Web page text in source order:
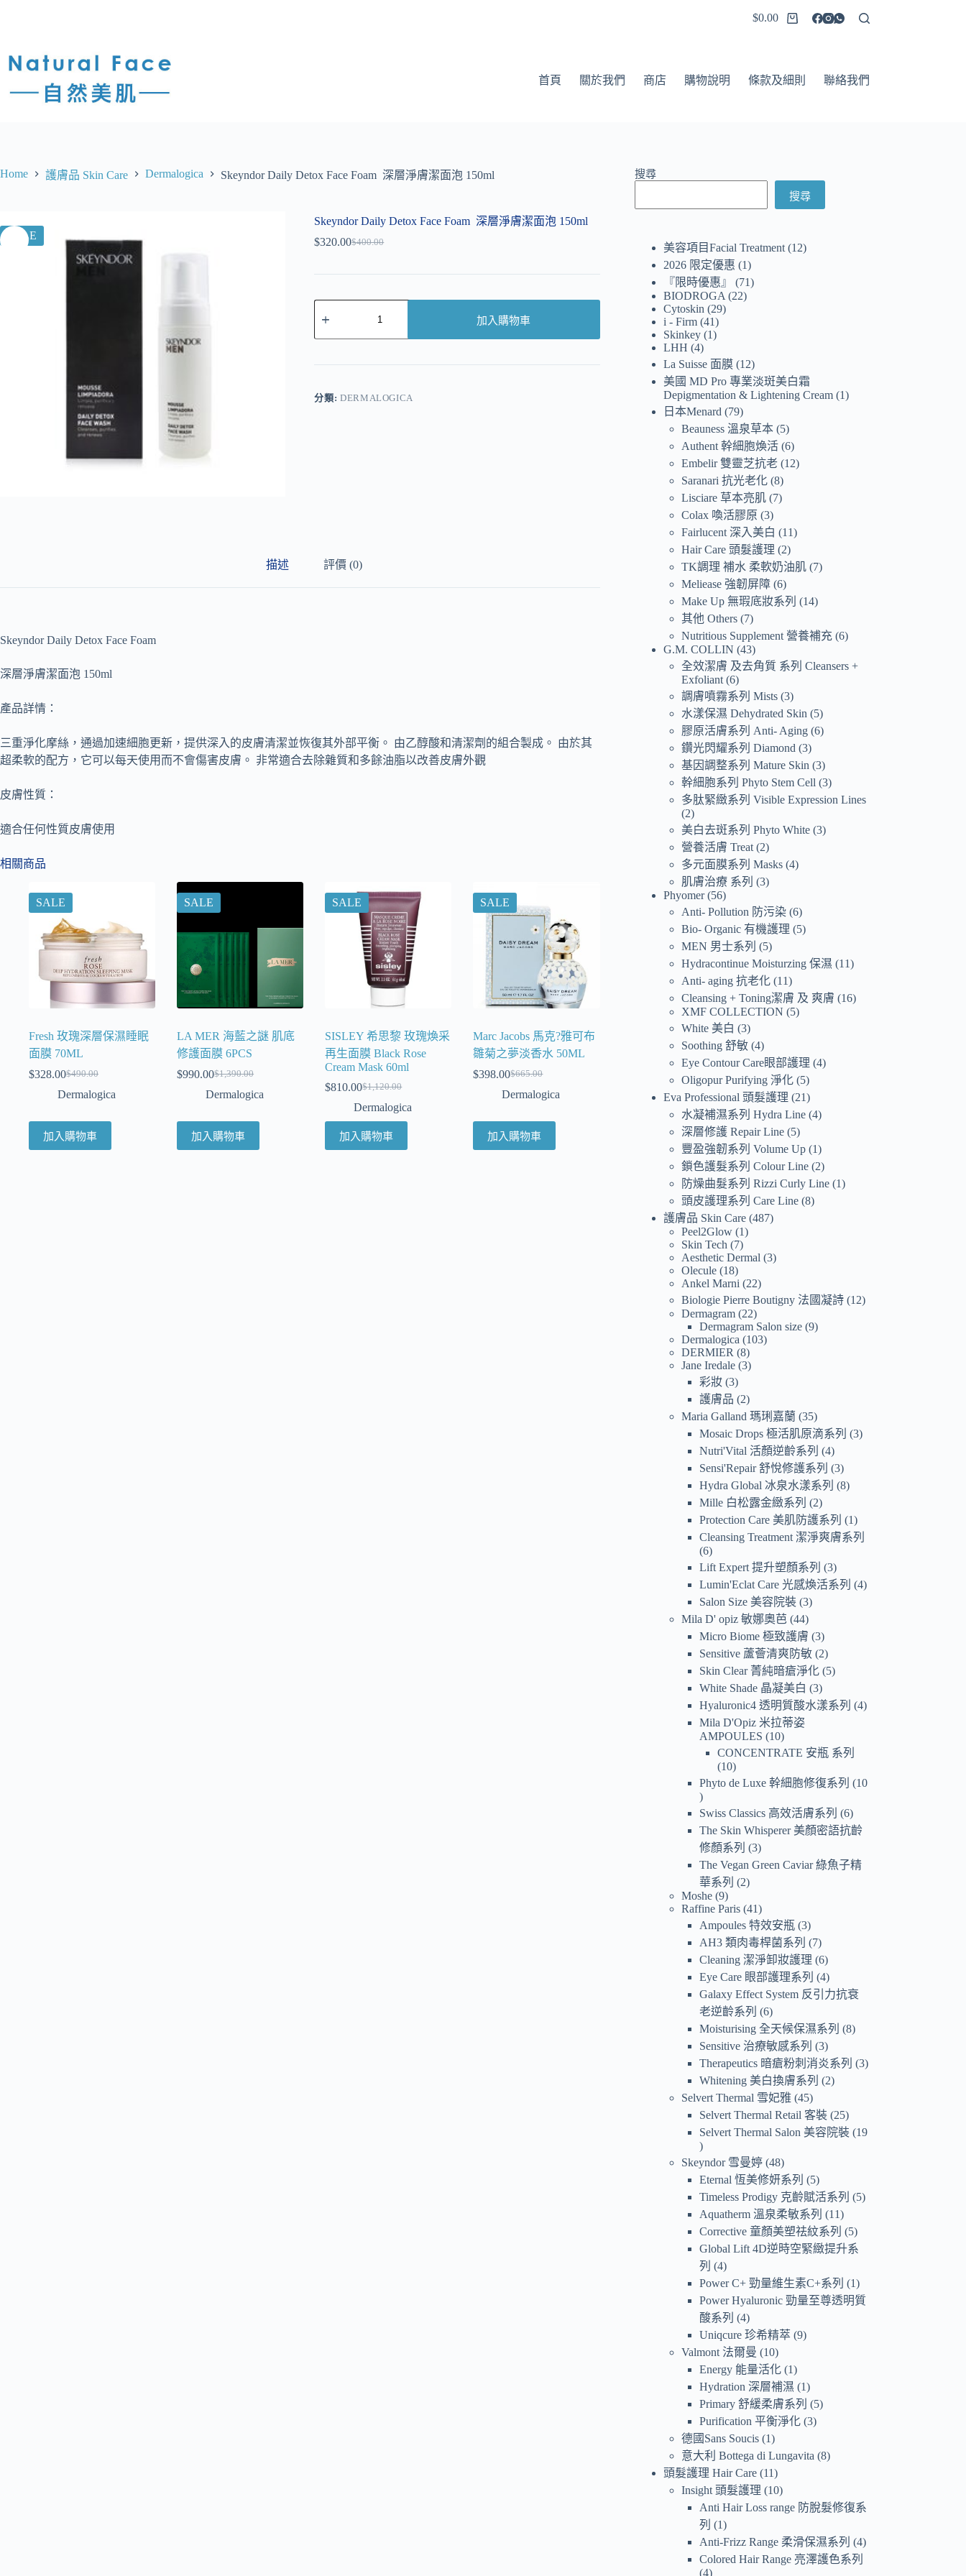
$0.00
首頁 關於我們 商店 購物說明 條款及細則 聯絡我們
Home 護膚品 Skin Care Dermalogica Skeyndor Daily Detox Face Foam 深層淨膚潔面泡 150ml
SALE
Skeyndor Daily Detox Face Foam 深層淨膚潔面泡 150ml
$400.00
$320.00
加入購物車
r
分類: DERMALOGICA
描述 評價 (0)
Skeyndor Daily Detox Face Foam
深層淨膚潔面泡 150ml
產品詳情：
三重淨化摩絲，通過加速細胞更新，提供深入的皮膚清潔並恢復其外部平衡。 由乙醇酸和清潔劑的組合製成。 由於其
超柔軟的配方，它可以每天使用而不會傷害皮膚。 非常適合去除雜質和多餘油脂以改善皮膚外觀
皮膚性質：
適合任何性質皮膚使用
相關商品
SALE
Fresh 玫瑰深層保濕睡眠
面膜 70ML
$490.00
$328.00
Dermalogica
加入購物車
SALE
LA MER 海藍之謎 肌底
修護面膜 6PCS
$1,390.00
$990.00
Dermalogica
加入購物車
SALE
SISLEY 希思黎 玫瑰煥采
再生面膜 Black Rose
Cream Mask 60ml
$1,120.00
$810.00
Dermalogica
加入購物車
SALE
Marc Jacobs 馬克?雅可布
雛菊之夢淡香水 50ML
$665.00
$398.00
Dermalogica
加入購物車
搜尋
搜尋
美容項目Facial Treatment 12
2026 限定優惠
1
『限時優惠』
71
BIODROGA
22
Cytoskin
29
i - Firm 41
Skinkey 1
LHH 4
La Suisse 面膜 12
美國 MD Pro 專業淡斑美白霜
Depigmentation & Lightening Cream 1
日本Menard
79
Beauness 溫泉草本 5
Authent 幹細胞煥活 6
Embelir 雙靈芝抗老 12
Saranari 抗光老化 8
Lisciare 草本亮肌 7
Colax 喚活膠原 3
Fairlucent 深入美白
11
Hair Care 頭髮護理
2
TK調理 補水 柔軟奶油肌 7
Meliease 強韌屏障 6
Make Up 無瑕底妝系列
14
其他 Others 7
Nutritious Supplement 營養補充 6
G.M. COLLIN 43
全效潔膚 及去角質 系列 Cleansers +
Exfoliant 6
調膚噴霧系列 Mists 3
水漾保濕 Dehydrated Skin
5
膠原活膚系列 Anti- Aging 6
鑽光閃耀系列 Diamond 3
基因調整系列 Mature Skin 3
幹細胞系列 Phyto Stem Cell 3
多肽緊緻系列 Visible Expression Lines
2
美白去斑系列 Phyto White 3
營養活膚 Treat 2
多元面膜系列 Masks 4
肌膚治療 系列
3
Phyomer 56
Anti- Pollution 防污染 6
Bio- Organic 有機護理
5
MEN 男士系列
5
Hydracontinue Moisturzing 保濕
11
Anti- aging 抗老化 11
Cleansing + Toning潔膚 及 爽膚
16
XMF COLLECTION
5
White 美白
3
Soothing 舒敏 4
Eye Contour Care眼部護理 4
Oligopur Purifying 淨化 5
Eva Professional 頭髮護理
21
水凝補濕系列 Hydra Line 4
深層修護 Repair Line 5
豐盈強韌系列 Volume Up 1
鎖色護髮系列 Colour Line 2
防燥曲髮系列 Rizzi Curly Line 1
頭皮護理系列 Care Line 8
護膚品 Skin Care 487
Peel2Glow 1
Skin Tech
7
Aesthetic Dermal 3
Olecule 18
Ankel Marni
22
Biologie Pierre Boutigny 法國凝詩 12
Dermagram 22
Dermagram Salon size 9
Dermalogica
103
DERMIER
8
Jane Iredale 3
彩妝 3
護膚品
2
Maria Galland 瑪琍嘉蘭 35
Mosaic Drops 極活肌原滴系列
3
Nutri'Vital 活顏逆齡系列
4
Sensi'Repair 舒悅修護系列
3
Hydra Global 冰泉水漾系列
8
Mille 白松露金緻系列
2
Protection Care 美肌防護系列
1
Cleansing Treatment 潔淨爽膚系列
6
Lift Expert 提升塑顏系列
3
Lumin'Eclat Care 光感煥活系列
4
Salon Size 美容院裝 3
Mila D' opiz 敏娜奧芭 44
Micro Biome 極致護膚 3
Sensitive 蘆薈清爽防敏 2
Skin Clear 菁純暗瘡淨化 5
White Shade 晶凝美白
3
Hyaluronic4 透明質酸水漾系列
4
Mila D'Opiz 米拉蒂姿
AMPOULES
10
CONCENTRATE 安瓶 系列
10
Phyto de Luxe 幹細胞修復系列
10
Swiss Classics 高效活膚系列
6
The Skin Whisperer 美顏密語抗齡
修顏系列
3
The Vegan Green Caviar 綠魚子精
華系列
2
Moshe 9
Raffine Paris 41
Ampoules 特效安瓶 3
AH3 類肉毒桿菌系列
7
Cleaning 潔淨卸妝護理 6
Eye Care 眼部護理系列
4
Galaxy Effect System 反引力抗衰
老逆齡系列
6
Moisturising 全天候保濕系列
8
Sensitive 治療敏感系列
3
Therapeutics 暗瘡粉刺消炎系列
3
Whitening 美白換膚系列
2
Selvert Thermal 雪妃雅 45
Selvert Thermal Retail 客裝 25
Selvert Thermal Salon 美容院裝 19
Skeyndor 雪曼婷 48
Eternal 恆美修妍系列
5
Timeless Prodigy 克齡賦活系列
5
Aquatherm 溫泉柔敏系列
11
Corrective 童顏美塑祛紋系列
5
Global Lift 4D逆時空緊緻提升系
列
4
Power C+ 勁量維生素C+系列
1
Power Hyaluronic 勁量至尊透明質
酸系列
4
Uniqcure 珍希精萃 9
Valmont 法爾曼
10
Energy 能量活化 1
Hydration 深層補濕
1
Primary 舒緩柔膚系列
5
Purification 平衡淨化 3
德國Sans Soucis 1
意大利 Bottega di Lungavita 8
頭髮護理 Hair Care 11
Insight 頭髮護理
10
Anti Hair Loss range 防脫髮修復系
列
1
Anti-Frizz Range 柔滑保濕系列
4
Colored Hair Range 亮澤護色系列
4